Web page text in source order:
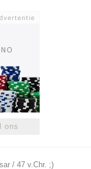
ons
/ 47 v.Chr. ;)